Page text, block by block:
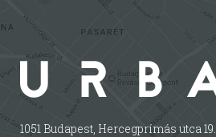
1051 Budapest, Hercegprímás utca 19.